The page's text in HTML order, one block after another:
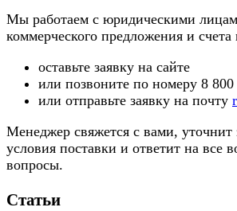
Мы работаем с юридическими
коммерческого предложения и счета
оставьте заявку на сайте
или позвоните по номеру 8
или отправьте заявку на почту
Менеджер свяжется с вами, уточнит
условия поставки и ответит на все
вопросы.
Статьи